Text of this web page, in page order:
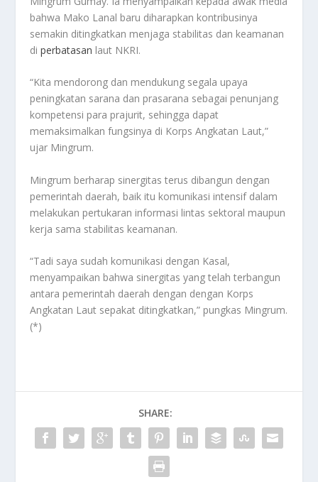
bahwa Mako Lanal baru diharapkan kontribusinya
semakin ditingkatkan menjaga stabilitas dan keamanan
diperbatasan laut NKRI.
“Kita mendorong dan mendukung segala upaya
peningkatan sarana dan prasarana sebagai penunjang
kompetensi para prajurit, sehingga dapat
memaksimalkan fungsinya di Korps Angkatan Laut,”
ujar Mingrum.
Mingrum berharap sinergitas terus dibangun dengan
pemerintah daerah, baik itu komunikasi intensif dalam
melakukan pertukaran informasi lintas sektoral maupun
kerja sama stabilitas keamanan.
“Tadi saya sudah komunikasi dengan Kasal,
menyampaikan bahwa sinergitas yang telah terbangun
antara pemerintah daerah dengan dengan Korps
Angkatan Laut sepakat ditingkatkan,” pungkas Mingrum.
(*)
SHARE: